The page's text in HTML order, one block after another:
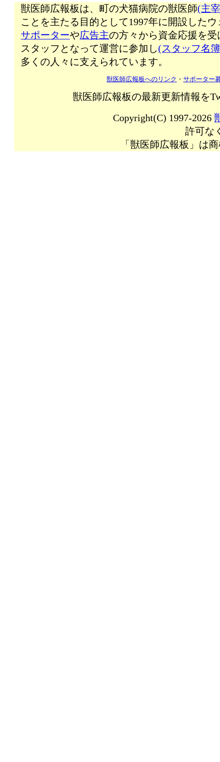
獣医師広報板は、町の犬猫病院の獣医師(主
ことを主たる目的として1997年に開設した
サポーターや広告主の方々から資金応援を受
スタッフとなって運営に参加し(スタッフ名
多くの人々に支えられています。
獣医師広報板へのリンク ・サポーター
獣医師広報板の最新更新情報を
Copyright(C) 1997-2026
許可な
「獣医師広報板」は